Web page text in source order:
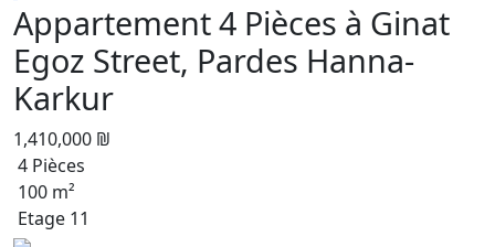
Appartement 4 Pièces à Ginat
Egoz Street, Pardes Hanna-
Karkur
1,410,000 ₪
4 Pièces
100 m²
Etage 11